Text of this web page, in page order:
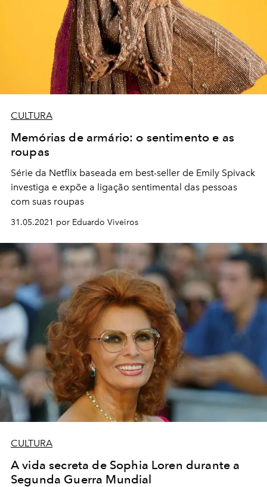
CULTURA
Memórias de armário: o sentimento e as
roupas
Série da Netflix baseada em best-seller de Emily Spivack
investiga e expõe a ligação sentimental das pessoas
com suas roupas
31.05.2021 por Eduardo Viveiros
CULTURA
A vida secreta de Sophia Loren durante a
Segunda Guerra Mundial